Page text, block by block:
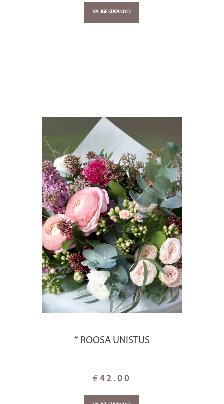
VALIGE SUVANDID
* ROOSA UNISTUS
€ 42.00